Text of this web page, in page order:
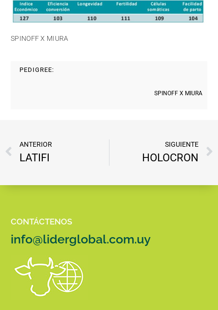
SPINOFF X MIURA
PEDIGREE:
SPINOFF X MIURA
ANTERIOR
LATIFI
SIGUIENTE
HOLOCRON
CONTÁCTENOS
info@liderglobal.com.uy